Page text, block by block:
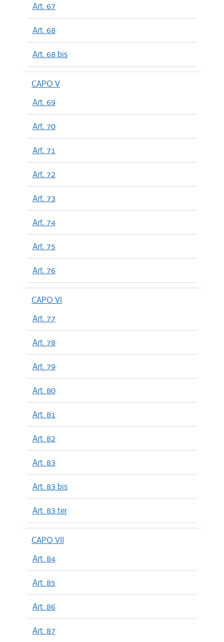
Art. 67
Art. 68
Art. 68 bis
CAPO V
Art. 69
Art. 70
Art. 71
Art. 72
Art. 73
Art. 74
Art. 75
Art. 76
CAPO VI
Art. 77
Art. 78
Art. 79
Art. 80
Art. 81
Art. 82
Art. 83
Art. 83 bis
Art. 83 ter
CAPO VII
Art. 84
Art. 85
Art. 86
Art. 87